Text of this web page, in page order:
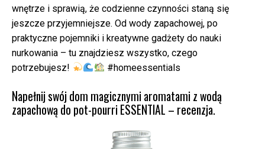
wnętrze i sprawią, że codzienne czynności staną się
jeszcze przyjemniejsze. Od wody zapachowej, po
praktyczne pojemniki i kreatywne gadżety do nauki
nurkowania – tu znajdziesz wszystko, czego
potrzebujesz!
#homeessentials
Napełnij swój dom magicznymi aromatami z wodą
zapachową do pot-pourri ESSENTIAL – recenzja.